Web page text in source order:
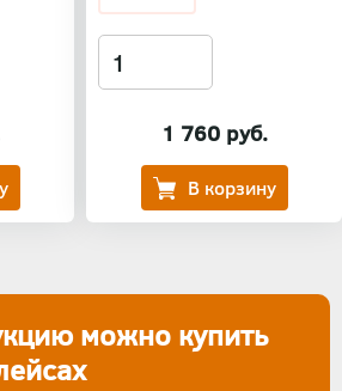
1 760 руб.
можно купить